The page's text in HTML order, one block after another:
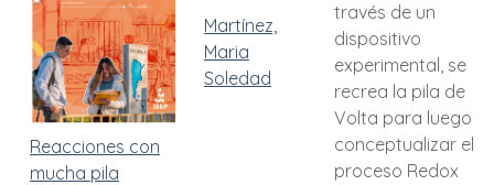
Reacciones con
mucha pila
Martínez,
Maria
Soledad
través de un
dispositivo
experimental, se
recrea la pila de
Volta para luego
conceptualizar el
proceso Redox